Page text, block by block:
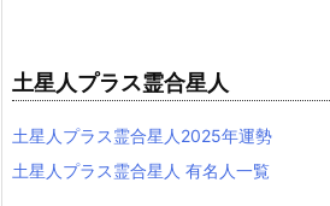
土星人プラス霊合星人
土星人プラス霊合星人2025年運勢
土星人プラス霊合星人 有名人一覧